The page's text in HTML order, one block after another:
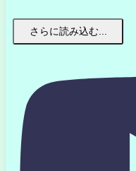
さらに読み込む...